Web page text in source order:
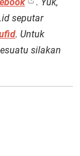
seputar
. Untuk
silakan